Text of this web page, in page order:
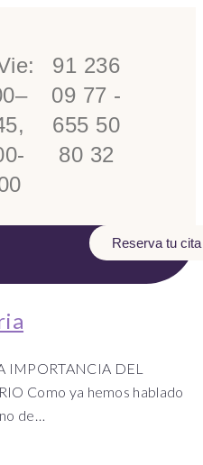
91 236
09 77 -
655 50
80 32
Reserva tu cita
DEL
Como ya hemos hablado
de…